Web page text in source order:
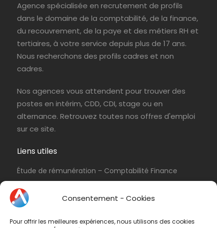
Consentement - Cookies
Pour offrir les meilleures expériences, nous utilisons des cookies
Agence spécialisée en recrutement de profils
dans le domaine de la comptabilité, de la finance,
du recouvrement, de la paye et des métiers RH et
tertiaires, à votre service depuis plus de 17 ans.
Nous recherchons des profils cadres et non
cadres.
Nos agences vous attendent pour trouver des
postes en intérim, CDD, CDI, stage ou en
alternance. Retrouvez toutes nos offres d'emploi
sur ce site.
Liens utiles
Étude de rémunération – Comptabilité Finance
Conditions d’utilisation & Politique de
confidentialité
Conditions générales de vente